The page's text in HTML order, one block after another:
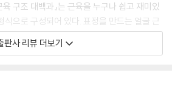
당겨야만 한다. 그래서 튼튼한 막 구조가 되어
경이 전사각근과 중사각근의 틈에서 나온다
구조 대백과』는 근육을 누구나 쉽고 재미있
식으로 구성되어 있다. 표정을 만드는 얼굴 근
가락 근육까지, 전신 근육을 자세하고도 재
서로 얽혀 있는 여러 근육의 정확한 위치와 움
을 연결해 기억할 수 있다. 또한 장시간 스마
판사 리뷰 더보기